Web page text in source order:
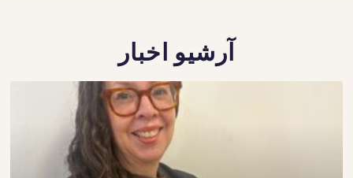
آرشیو اخبار